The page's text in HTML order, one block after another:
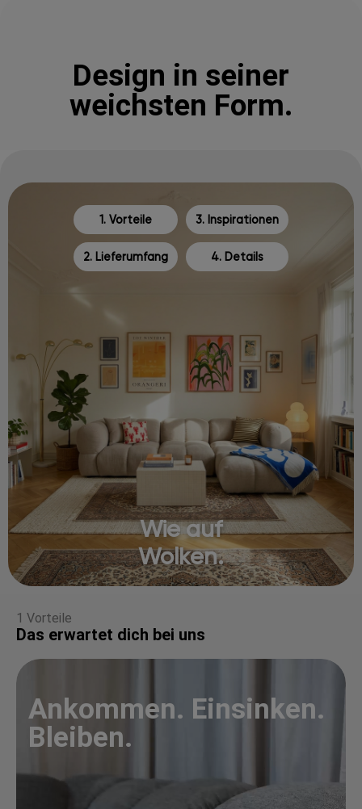
Design in seiner
weichsten Form.
1. Vorteile 3. Inspirationen
2. Lieferumfang 4. Details
Wie auf
Wolken.
1 Vorteile
Das erwartet dich bei uns
Ankommen. Einsinken.
Bleiben.